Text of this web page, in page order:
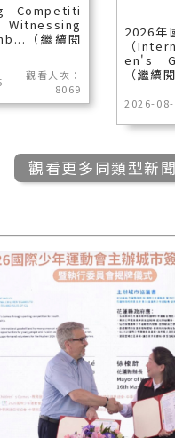
Competiti
Witnessing
（繼續閱
觀看人次：
8069
2026年
（
en's
（繼續
2026-
觀看更多同類型新聞